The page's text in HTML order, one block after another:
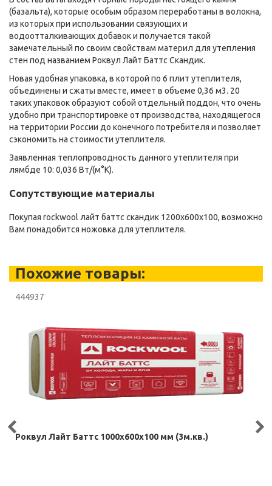
(базальта), которые особым образом переработаны в волокна,
из которых при использовании связующих и
водоотталкивающих добавок и получается такой
замечательный по своим свойствам материл для утепления
стен под названием Роквул Лайт Баттс Скандик.
Новая удобная упаковка, в которой по 6 плит утеплителя,
объединены и сжаты вместе, имеет в объеме 0,36 м3. 20
таких упаковок образуют собой отдельный поддон, что очень
удобно при транспортировке от производства, находящегося
на территории России до конечного потребителя и позволяет
сэкономить на стоимости утеплителя.
Заявленная теплопроводность данного утеплителя при
лямбде 10: 0,036 Вт/(м°К).
Сопутствующие материалы
Покупая rockwool лайт баттс скандик 1200х600х100, возможно
Вам понадобится ножовка для утеплителя.
Похожие товары:
444937
Роквул Лайт Баттс 1000х600х100 мм (3м.кв.)